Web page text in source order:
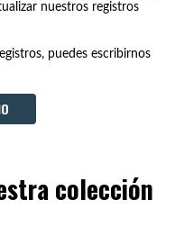
nuestros registros
puedes escribirnos
colección